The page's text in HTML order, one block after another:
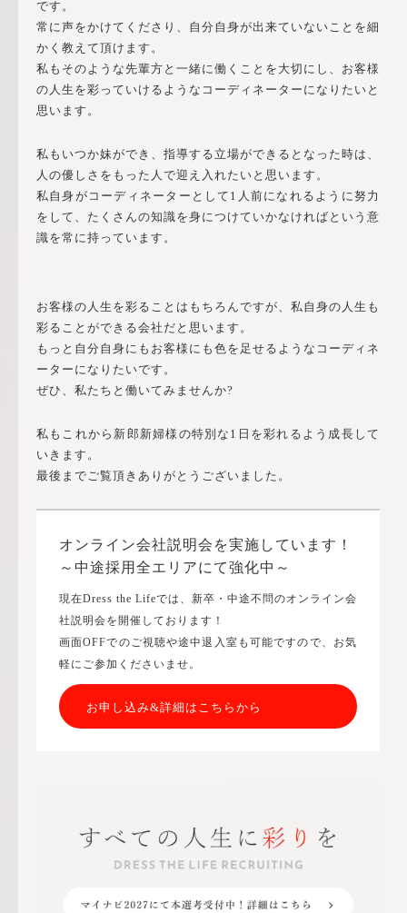
です。
常に声をかけてくださり、自分自身が出来ていないことを細
かく教えて頂けます。
私もそのような先輩方と一緒に働くことを大切にし、お客様
の人生を彩っていけるようなコーディネーターになりたいと
思います。
私もいつか妹ができ、指導する立場ができるとなった時は、
人の優しさをもった人で迎え入れたいと思います。
私自身がコーディネーターとして1人前になれるように努力
をして、たくさんの知識を身につけていかなければという意
識を常に持っています。
お客様の人生を彩ることはもちろんですが、私自身の人生も
彩ることができる会社だと思います。
もっと自分自身にもお客様にも色を足せるようなコーディネ
ーターになりたいです。
ぜひ、私たちと働いてみませんか?
私もこれから新郎新婦様の特別な1日を彩れるよう成長して
いきます。
最後までご覧頂きありがとうございました。
オンライン会社説明会を実施しています！
～中途採用全エリアにて強化中～
現在Dress the Lifeでは、新卒・中途不問のオンライン会
社説明会を開催しております！
画面OFFでのご視聴や途中退入室も可能ですので、お気
軽にご参加くださいませ。
お申し込み&詳細はこちらから